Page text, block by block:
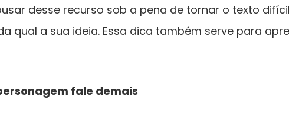
desse recurso sob a pena de tornar o texto
qual a sua ideia. Essa dica também serve para
fale demais